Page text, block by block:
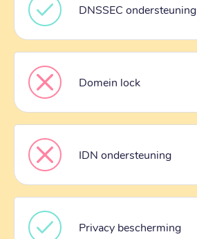
DNSSEC ondersteuning
Domein lock
IDN ondersteuning
Privacy bescherming